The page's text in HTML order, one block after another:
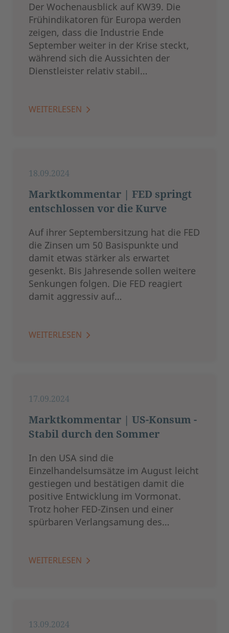
Der Wochenausblick auf KW39. Die
Frühindikatoren für Europa werden
zeigen, dass die Industrie Ende
September weiter in der Krise steckt,
während sich die Aussichten der
Dienstleister relativ stabil…
WEITERLESEN
18.09.2024
Marktkommentar | FED springt
entschlossen vor die Kurve
Auf ihrer Septembersitzung hat die FED
die Zinsen um 50 Basispunkte und
damit etwas stärker als erwartet
gesenkt. Bis Jahresende sollen weitere
Senkungen folgen. Die FED reagiert
damit aggressiv auf…
WEITERLESEN
17.09.2024
Marktkommentar | US-Konsum -
Stabil durch den Sommer
In den USA sind die
Einzelhandelsumsätze im August leicht
gestiegen und bestätigen damit die
positive Entwicklung im Vormonat.
Trotz hoher FED-Zinsen und einer
spürbaren Verlangsamung des…
WEITERLESEN
13.09.2024